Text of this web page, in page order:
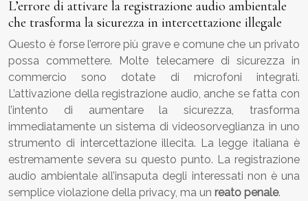
L’errore di attivare la registrazione audio ambientale
che trasforma la sicurezza in intercettazione illegale
Questo è forse l’errore più grave e comune che un privato
possa commettere. Molte telecamere di sicurezza in
commercio sono dotate di microfoni integrati.
L’attivazione della registrazione audio, anche se fatta con
l’intento di aumentare la sicurezza, trasforma
immediatamente un sistema di videosorveglianza in uno
strumento di intercettazione illecita. La legge italiana è
estremamente severa su questo punto. La registrazione
audio ambientale all’insaputa degli interessati non è una
semplice violazione della privacy, ma un reato penale.